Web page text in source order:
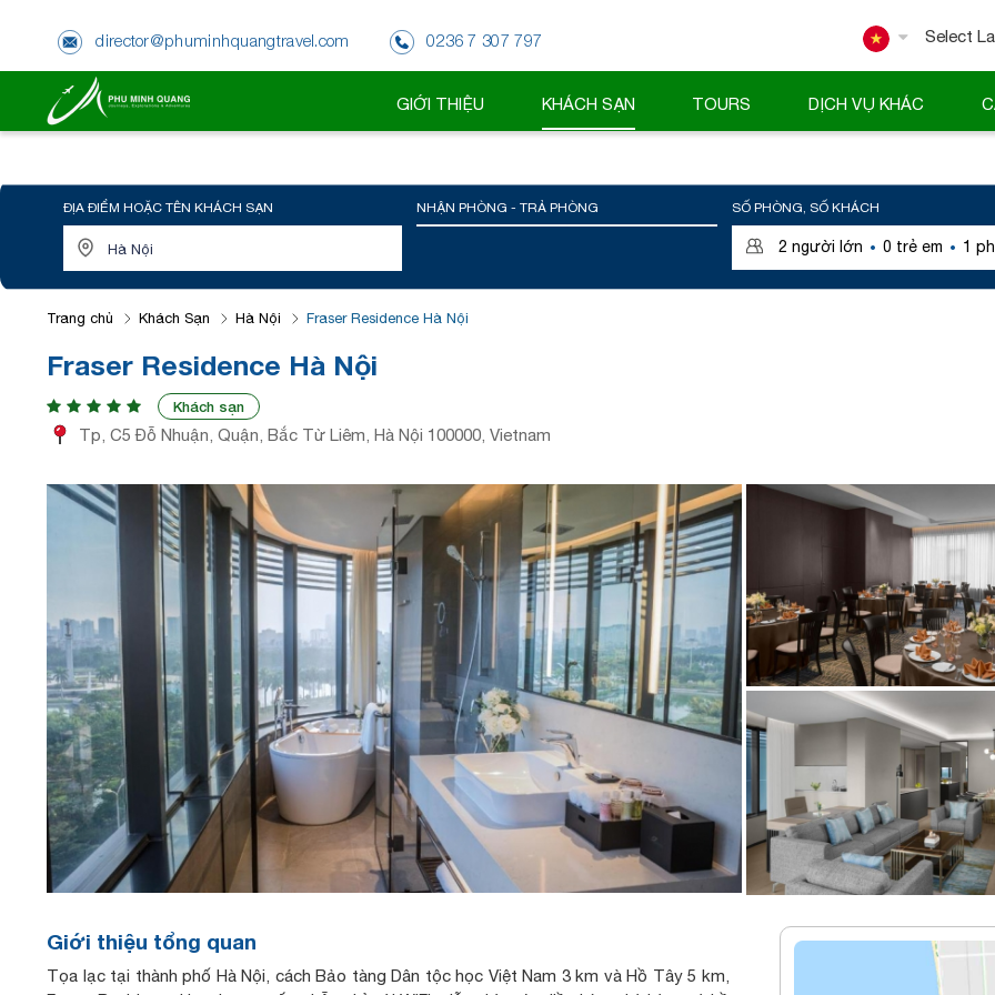
director@phuminhquangtravel.com 0236 7 307 797
GIỚI THIỆU KHÁCH SẠN TOURS DỊCH VỤ KHÁC
ĐỊA ĐIỂM HOẶC TÊN KHÁCH SẠN NHẬN PHÒNG - TRẢ PHÒNG SỐ PHÒNG, SỐ KHÁCH
2 người lớn · 0 trẻ em · 1
Trang chủ Khách Sạn Hà Nội Fraser Residence Hà Nội
Fraser Residence Hà Nội
Khách sạn
Tp, C5 Đỗ Nhuận, Quận, Bắc Từ Liêm, Hà Nội 100000, Vietnam
Giới thiệu tổng quan
Tọa lạc tại thành phố Hà Nội, cách Bảo tàng Dân tộc học Việt Nam 3 km và Hồ Tây 5 km,